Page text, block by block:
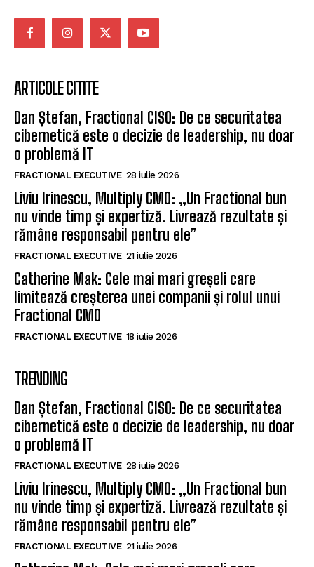
ARTICOLE CITITE
Dan Ștefan, Fractional CISO: De ce securitatea
cibernetică este o decizie de leadership, nu doar
o problemă IT
FRACTIONAL EXECUTIVE 28 iulie 2026
Liviu Irinescu, Multiply CMO: „Un Fractional bun
nu vinde timp și expertiză. Livrează rezultate și
rămâne responsabil pentru ele”
FRACTIONAL EXECUTIVE 21 iulie 2026
Catherine Mak: Cele mai mari greșeli care
limitează creșterea unei companii și rolul unui
Fractional CMO
FRACTIONAL EXECUTIVE 18 iulie 2026
TRENDING
Dan Ștefan, Fractional CISO: De ce securitatea
cibernetică este o decizie de leadership, nu doar
o problemă IT
FRACTIONAL EXECUTIVE 28 iulie 2026
Liviu Irinescu, Multiply CMO: „Un Fractional bun
nu vinde timp și expertiză. Livrează rezultate și
rămâne responsabil pentru ele”
FRACTIONAL EXECUTIVE 21 iulie 2026